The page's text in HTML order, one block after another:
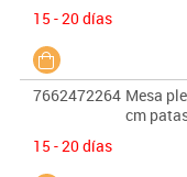
15 - 20 días
7662472264 Mesa
cm
15 - 20 días